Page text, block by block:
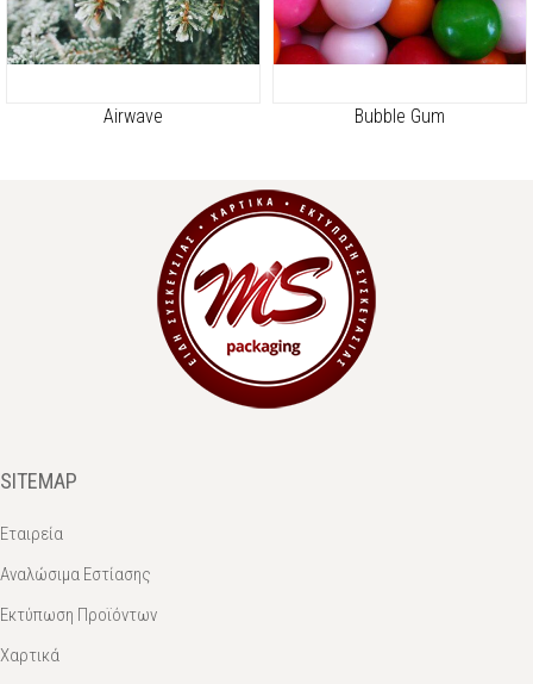
Airwave Bubble Gum
SITEMAP
Εταιρεία
Αναλώσιμα Εστίασης
Εκτύπωση Προϊόντων
Χαρτικά